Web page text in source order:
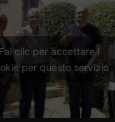
Fai clic per accettare i
per questo servizio